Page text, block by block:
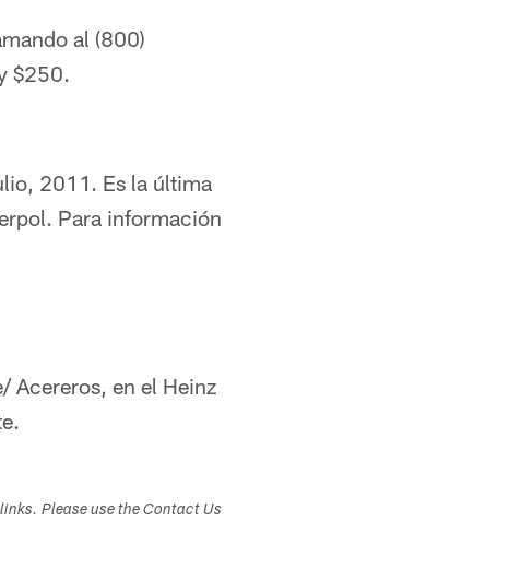
al (800)
$250.
2011. Es la última
Para información
Acereros, en el Heinz
Please use the Contact Us